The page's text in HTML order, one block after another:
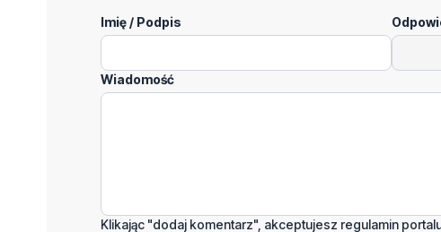
Imię / Podpis
Wiadomość
Klikając "dodaj komentarz", akceptujesz regulamin